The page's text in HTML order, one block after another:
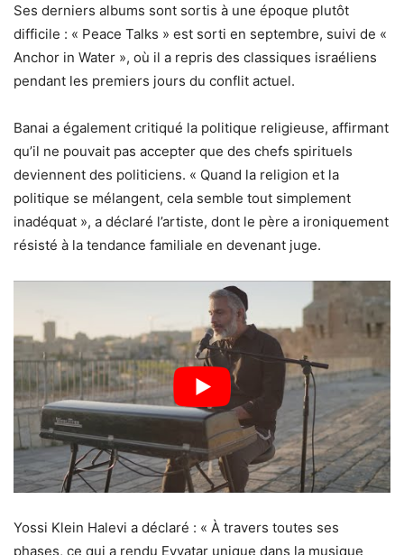
Ses derniers albums sont sortis à une époque plutôt
difficile : « Peace Talks » est sorti en septembre, suivi de «
Anchor in Water », où il a repris des classiques israéliens
pendant les premiers jours du conflit actuel.
Banai a également critiqué la politique religieuse, affirmant
qu’il ne pouvait pas accepter que des chefs spirituels
deviennent des politiciens. « Quand la religion et la
politique se mélangent, cela semble tout simplement
inadéquat », a déclaré l’artiste, dont le père a ironiquement
résisté à la tendance familiale en devenant juge.
Yossi Klein Halevi a déclaré : « À travers toutes ses
phases, ce qui a rendu Evyatar unique dans la musique